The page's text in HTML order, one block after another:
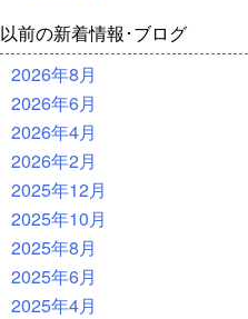
以前の新着情報･ブログ
2026年8月
2026年6月
2026年4月
2026年2月
2025年12月
2025年10月
2025年8月
2025年6月
2025年4月